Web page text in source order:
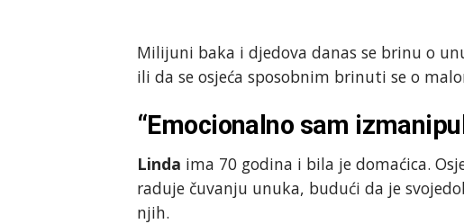
Milijuni baka i djedova danas se brinu o
ili da se osjeća sposobnim brinuti se o
“Emocionalno sam
Linda ima 70 godina i bila je domaćica.
raduje čuvanju unuka, budući da je
njih.